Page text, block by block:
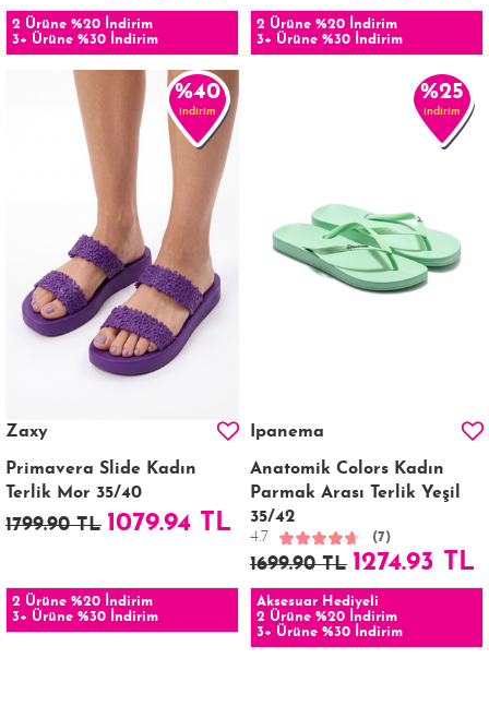
2 Ürüne %20 İndirim
3+ Ürüne %30 İndirim
2 Ürüne %20 İndirim
3+ Ürüne %30 İndirim
%40
indirim
Zaxy
Primavera Slide Kadın
Terlik Mor 35/40
1799.90 TL 1079.94 TL
2 Ürüne %20 İndirim
3+ Ürüne %30 İndirim
%25
indirim
Ipanema
Anatomik Colors Kadın
Parmak Arası Terlik Yeşil
35/42
4.7 (7)
1699.90 TL 1274.93 TL
Aksesuar Hediyeli
2 Ürüne %20 İndirim
3+ Ürüne %30 İndirim